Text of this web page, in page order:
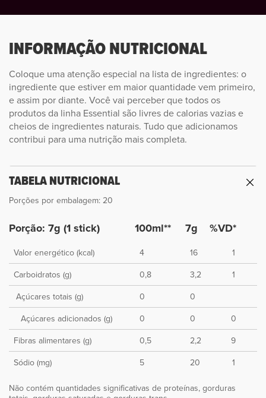
INFORMAÇÃO NUTRICIONAL
Coloque uma atenção especial na lista de ingredientes: o
ingrediente que estiver em maior quantidade vem primeiro,
e assim por diante. Você vai perceber que todos os
produtos da linha Essential são livres de calorias vazias e
cheios de ingredientes naturais. Tudo que adicionamos
contribui para uma nutrição mais completa.
TABELA NUTRICIONAL
Porções por embalagem: 20
Porção: 7g (1 stick) 100ml** 7g %VD*
Valor energético (kcal) 4 16
1
Carboidratos (g)
0,8 3,2
1
Açúcares totais (g)
0
0
Açúcares adicionados (g)
0 0
0
Fibras alimentares (g)
0,5 2,2
9
Sódio (mg)
5 20 1
Não contém quantidades significativas de proteínas, gorduras